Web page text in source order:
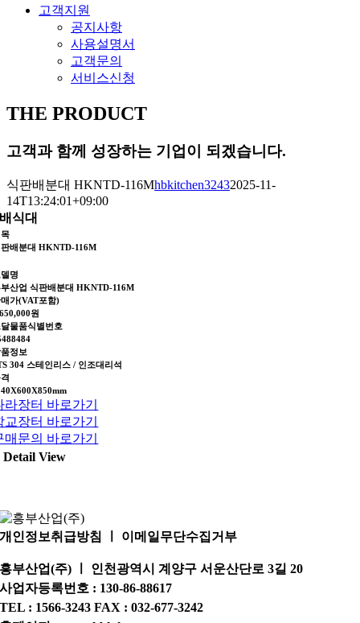
고객지원
공지사항
사용설명서
고객문의
서비스신청
THE PRODUCT
고객과 함께 성장하는 기업이 되겠습니다.
식판배분대 HKNTD-116Mhbkitchen32432025-11-
14T13:24:01+09:00
배식대
배분대 HKNTD-116M
명
산업 식판배분대 HKNTD-116M
가(VAT포함)
원
물품식별번호
정보
304 스테인리스 / 인조대리석
라장터 바로가기
교장터 바로가기
매문의 바로가기
Detail View
개인정보취급방침 ㅣ 이메일무단수집거부
흥부산업(주) ㅣ 인천광역시 계양구 서운산단로 3길 20
사업자등록번호 : 130-86-88617
TEL : 1566-3243 FAX : 032-677-3242